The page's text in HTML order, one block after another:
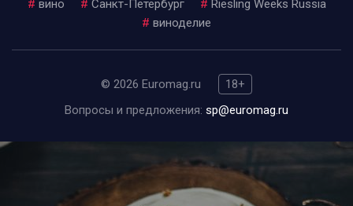
# вино # Санкт-Петербург # Riesling Weeks Russia
# виноделие
© 2026 Euromag.ru
18+
Вопросы и предложения: sp@euromag.ru